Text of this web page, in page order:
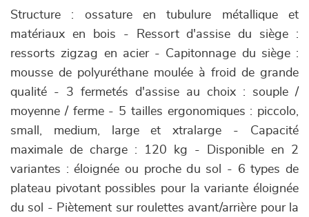
Structure : ossature en tubulure métallique et
matériaux en bois - Ressort d'assise du siège :
ressorts zigzag en acier - Capitonnage du siège :
mousse de polyuréthane moulée à froid de grande
qualité - 3 fermetés d'assise au choix : souple /
moyenne / ferme - 5 tailles ergonomiques : piccolo,
small, medium, large et xtralarge - Capacité
maximale de charge : 120 kg - Disponible en 2
variantes : éloignée ou proche du sol - 6 types de
plateau pivotant possibles pour la variante éloignée
du sol - Piètement sur roulettes avant/arrière pour la